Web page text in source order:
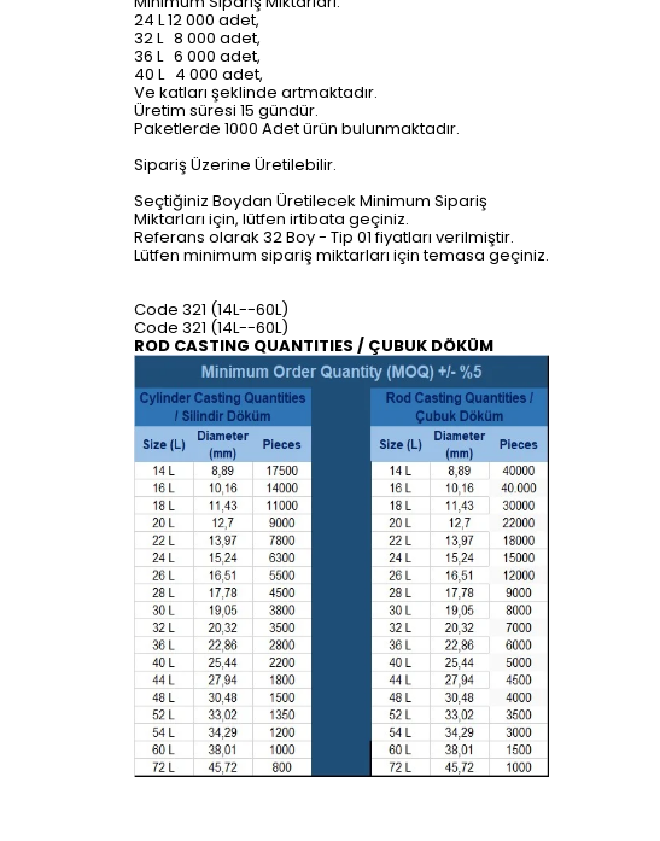
24 L 12 000 adet,
32 L 8 000 adet,
36 L 6 000 adet,
40 L 4 000 adet,
Ve katları şeklinde artmaktadır.
Üretim süresi 15 gündür.
Paketlerde 1000 Adet ürün bulunmaktadır.
Sipariş Üzerine Üretilebilir.
Seçtiğiniz Boydan Üretilecek Minimum Sipariş
Miktarları için, lütfen irtibata geçiniz.
Referans olarak 32 Boy - Tip 01 fiyatları verilmiştir.
Lütfen minimum sipariş miktarları için temasa geçiniz.
Code 321 (14L--60L)
Code 321 (14L--60L)
ROD CASTING QUANTITIES / ÇUBUK DÖKÜM